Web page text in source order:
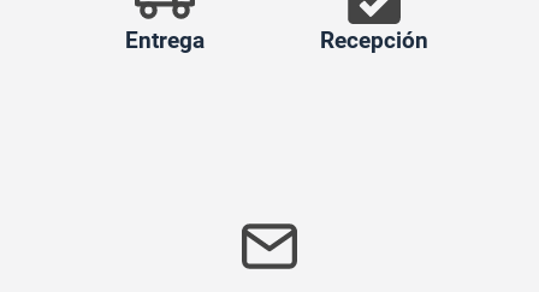
Entrega Recepción